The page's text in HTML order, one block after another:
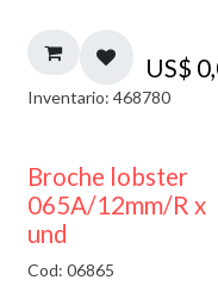
US$
Inventario: 468780
Broche lobster
065A/12mm/R x
und
Cod: 06865